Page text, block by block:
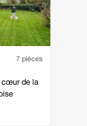
7 pièces
cœur de la